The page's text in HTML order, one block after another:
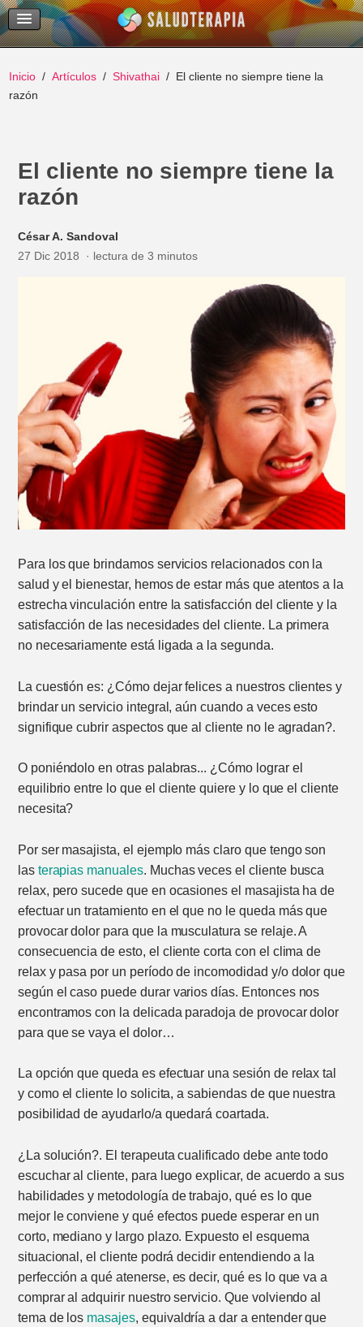
Temas Recientes
Buscar
Inicio Artículos Shivathai
El cliente no siempre tiene la
razón
El cliente no siempre tiene la
razón
César A. Sandoval
27 Dic 2018
lectura de 3 minutos
Para los que brindamos servicios relacionados con la
salud y el bienestar, hemos de estar más que atentos a la
estrecha vinculación entre la satisfacción del cliente y la
satisfacción de las necesidades del cliente. La primera
no necesariamente está ligada a la segunda.
La cuestión es: ¿Cómo dejar felices a nuestros clientes y
brindar un servicio integral, aún cuando a veces esto
signifique cubrir aspectos que al cliente no le agradan?.
O poniéndolo en otras palabras... ¿Cómo lograr el
equilibrio entre lo que el cliente quiere y lo que el cliente
necesita?
Por ser masajista, el ejemplo más claro que tengo son
las terapias manuales. Muchas veces el cliente busca
relax, pero sucede que en ocasiones el masajista ha de
efectuar un tratamiento en el que no le queda más que
provocar dolor para que la musculatura se relaje. A
consecuencia de esto, el cliente corta con el clima de
relax y pasa por un período de incomodidad y/o dolor que
según el caso puede durar varios días. Entonces nos
encontramos con la delicada paradoja de provocar dolor
para que se vaya el dolor…
La opción que queda es efectuar una sesión de relax tal
y como el cliente lo solicita, a sabiendas de que nuestra
posibilidad de ayudarlo/a quedará coartada.
¿La solución?. El terapeuta cualificado debe ante todo
escuchar al cliente, para luego explicar, de acuerdo a sus
habilidades y metodología de trabajo, qué es lo que
mejor le conviene y qué efectos puede esperar en un
corto, mediano y largo plazo. Expuesto el esquema
situacional, el cliente podrá decidir entendiendo a la
perfección a qué atenerse, es decir, qué es lo que va a
comprar al adquirir nuestro servicio. Que volviendo al
tema de los masajes, equivaldría a dar a entender que